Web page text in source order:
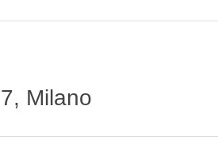
Milano